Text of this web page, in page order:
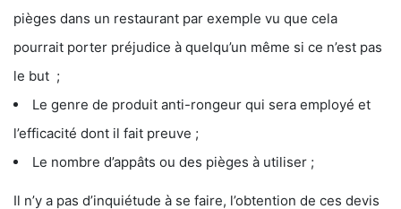
pièges dans un restaurant par exemple vu que cela
pourrait porter préjudice à quelqu’un même si ce n’est pas
le but ;
Le genre de produit anti-rongeur qui sera employé et
l’efficacité dont il fait preuve ;
Le nombre d’appâts ou des pièges à utiliser ;
Il n’y a pas d’inquiétude à se faire, l’obtention de ces devis